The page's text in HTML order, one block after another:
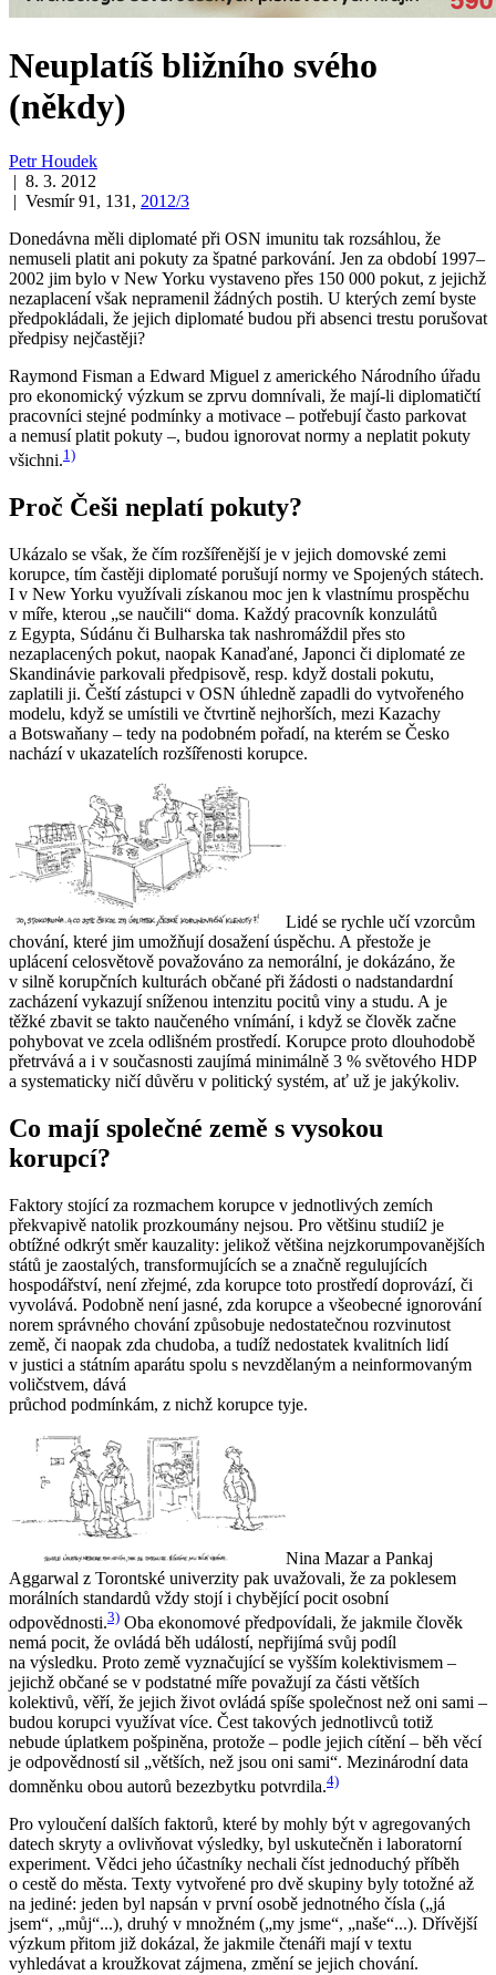
Neuplatíš bližního svého
(někdy)
Petr Houdek
| 8. 3. 2012
| Vesmír 91, 131, 2012/3
Donedávna měli diplomaté při OSN imunitu tak rozsáhlou, že
nemuseli platit ani pokuty za špatné parkování. Jen za období 1997–
2002 jim bylo v New Yorku vystaveno přes 150 000 pokut, z jejichž
nezaplacení však nepramenil žádných postih. U kterých zemí byste
předpokládali, že jejich diplomaté budou při absenci trestu porušovat
předpisy nejčastěji?
Raymond Fisman a Edward Miguel z amerického Národního úřadu
pro ekonomický výzkum se zprvu domnívali, že mají-li diplomatičtí
pracovníci stejné podmínky a motivace – potřebují často parkovat
a nemusí platit pokuty –, budou ignorovat normy a neplatit pokuty
všichni.1)
Proč Češi neplatí pokuty?
Ukázalo se však, že čím rozšířenější je v jejich domovské zemi
korupce, tím častěji diplomaté porušují normy ve Spojených státech.
I v New Yorku využívali získanou moc jen k vlastnímu prospěchu
v míře, kterou „se naučili“ doma. Každý pracovník konzulátů
z Egypta, Súdánu či Bulharska tak nashromáždil přes sto
nezaplacených pokut, naopak Kanaďané, Japonci či diplomaté ze
Skandinávie parkovali předpisově, resp. když dostali pokutu,
zaplatili ji. Čeští zástupci v OSN úhledně zapadli do vytvořeného
modelu, když se umístili ve čtvrtině nejhorších, mezi Kazachy
a Botswaňany – tedy na podobném pořadí, na kterém se Česko
nachází v ukazatelích rozšířenosti korupce.
Lidé se rychle učí vzorcům
chování, které jim umožňují dosažení úspěchu. A přestože je
uplácení celosvětově považováno za nemorální, je dokázáno, že
v silně korupčních kulturách občané při žádosti o nadstandardní
zacházení vykazují sníženou intenzitu pocitů viny a studu. A je
těžké zbavit se takto naučeného vnímání, i když se člověk začne
pohybovat ve zcela odlišném prostředí. Korupce proto dlouhodobě
přetrvává a i v současnosti zaujímá minimálně 3 % světového HDP
a systematicky ničí důvěru v politický systém, ať už je jakýkoliv.
Co mají společné země s vysokou
korupcí?
Faktory stojící za rozmachem korupce v jednotlivých zemích
překvapivě natolik prozkoumány nejsou. Pro většinu studií2 je
obtížné odkrýt směr kauzality: jelikož většina nejzkorumpovanějších
států je zaostalých, transformujících se a značně regulujících
hospodářství, není zřejmé, zda korupce toto prostředí doprovází, či
vyvolává. Podobně není jasné, zda korupce a všeobecné ignorování
norem správného chování způsobuje nedostatečnou rozvinutost
země, či naopak zda chudoba, a tudíž nedostatek kvalitních lidí
v justici a státním aparátu spolu s nevzdělaným a neinformovaným
voličstvem, dává
průchod podmínkám, z nichž korupce tyje.
Nina Mazar a Pankaj
Aggarwal z Torontské univerzity pak uvažovali, že za poklesem
morálních standardů vždy stojí i chybějící pocit osobní
odpovědnosti.3) Oba ekonomové předpovídali, že jakmile člověk
nemá pocit, že ovládá běh událostí, nepřijímá svůj podíl
na výsledku. Proto země vyznačující se vyšším kolektivismem –
jejichž občané se v podstatné míře považují za části větších
kolektivů, věří, že jejich život ovládá spíše společnost než oni sami –
budou korupci využívat více. Čest takových jednotlivců totiž
nebude úplatkem pošpiněna, protože – podle jejich cítění – běh věcí
je odpovědností sil „větších, než jsou oni sami“. Mezinárodní data
domněnku obou autorů bezezbytku potvrdila.4)
Pro vyloučení dalších faktorů, které by mohly být v agregovaných
datech skryty a ovlivňovat výsledky, byl uskutečněn i laboratorní
experiment. Vědci jeho účastníky nechali číst jednoduchý příběh
o cestě do města. Texty vytvořené pro dvě skupiny byly totožné až
na jediné: jeden byl napsán v první osobě jednotného čísla („já
jsem“, „můj“...), druhý v množném („my jsme“, „naše“...). Dřívější
výzkum přitom již dokázal, že jakmile čtenáři mají v textu
vyhledávat a kroužkovat zájmena, změní se jejich chování.